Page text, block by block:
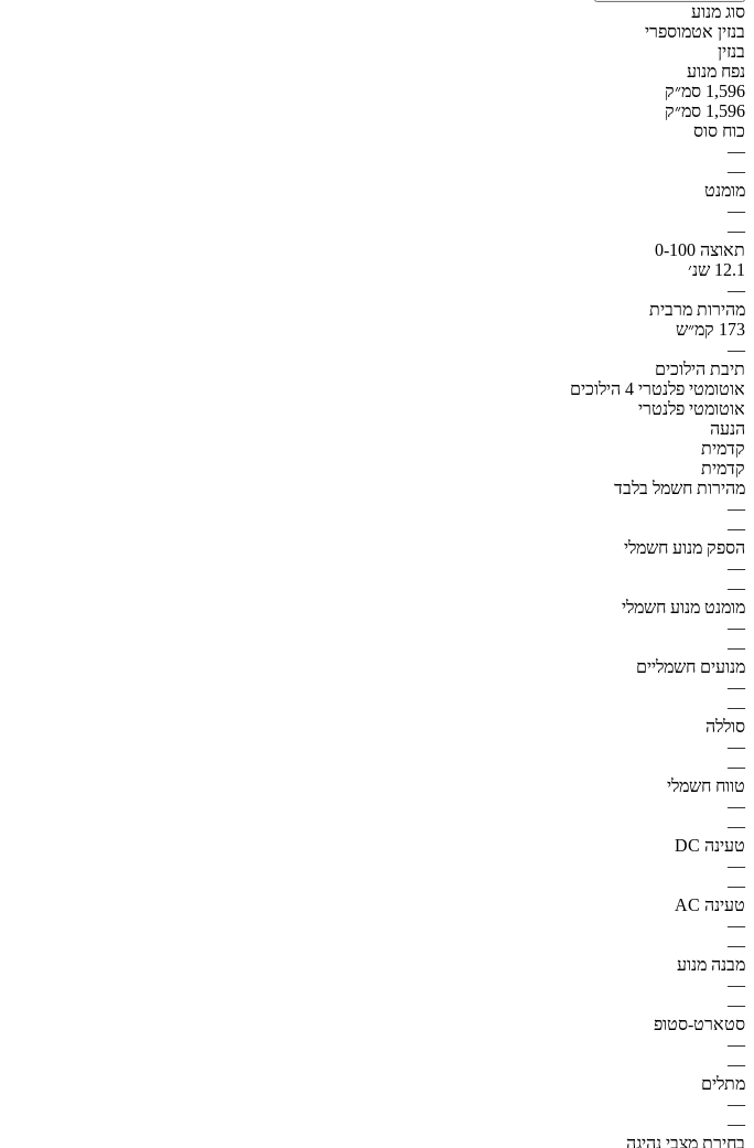
סוג מנוע
בנזין אטמוספרי
בנזין
נפח מנוע
1,596 סמ״ק
1,596 סמ״ק
כוח סוס
—
—
מומנט
—
—
תאוצה 0-100
12.1 שנ׳
—
מהירות מרבית
173 קמ״ש
—
תיבת הילוכים
אוטומטי פלנטרי 4 הילוכים
אוטומטי פלנטרי
הנעה
קדמית
קדמית
מהירות חשמל בלבד
—
—
הספק מנוע חשמלי
—
—
מומנט מנוע חשמלי
—
—
מנועים חשמליים
—
—
סוללה
—
—
טווח חשמלי
—
—
טעינה DC
—
—
טעינה AC
—
—
מבנה מנוע
—
—
סטארט-סטופ
—
—
מתלים
—
—
בחירת מצבי נהיגה